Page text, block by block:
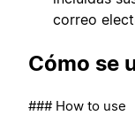
correo
Cómo se
### How to use